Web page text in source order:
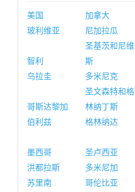
美国 加拿大
玻利维亚
尼加拉瓜
智利
圣基茨和尼维
斯
乌拉圭
多米尼克
哥斯达黎加
圣文森特和格
林纳丁斯
伯利兹
格林纳达
墨西哥 圣卢西亚
洪都拉斯
多米尼加
苏里南
哥伦比亚